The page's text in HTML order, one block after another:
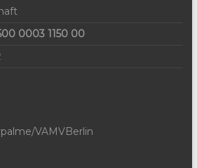
0003 1150 00
VAMVBerlin